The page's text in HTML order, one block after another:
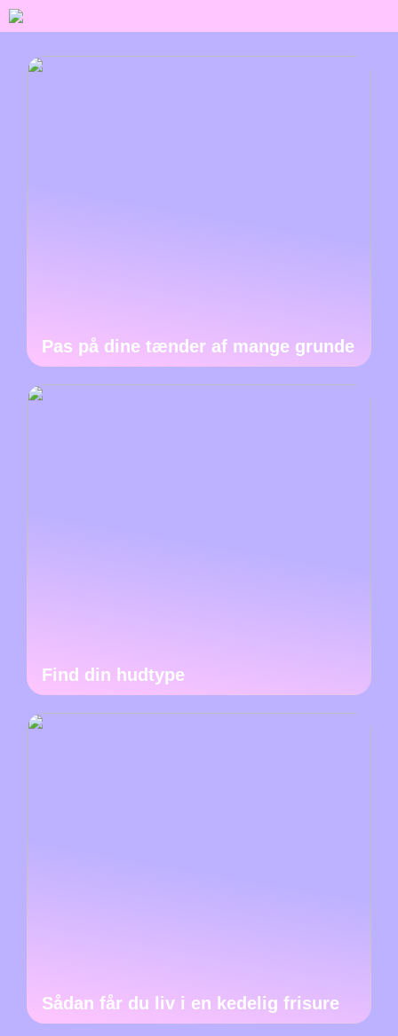
Pas på dine tænder af mange grunde
Find din hudtype
Sådan får du liv i en kedelig frisure